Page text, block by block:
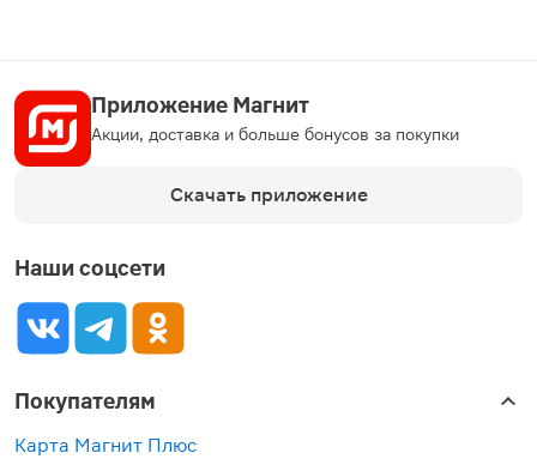
Приложение Магнит
Акции, доставка и больше бонусов за покупки
Скачать приложение
Наши соцсети
Покупателям
Карта Магнит Плюс